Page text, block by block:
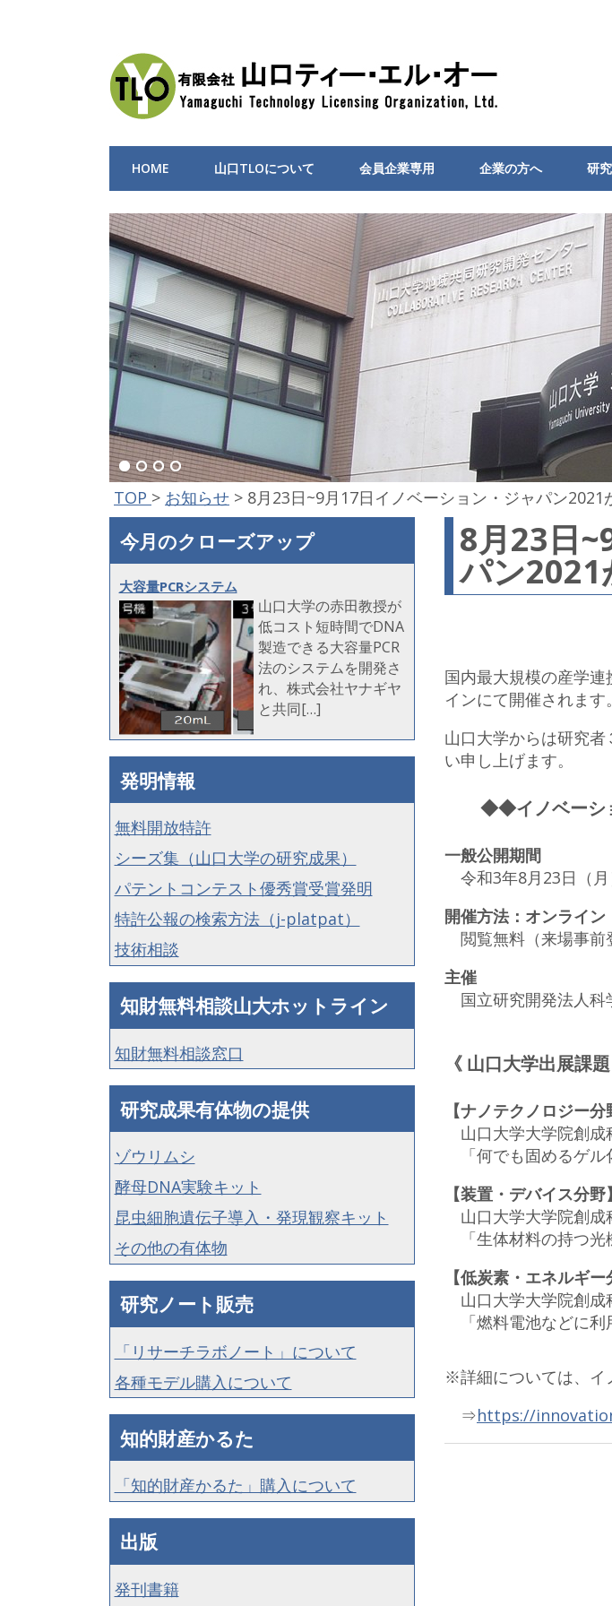
HOME 山口TLOについて 会員企業専用 企業の方へ 研
TOP > お知らせ > 8月23日~9月17日イノベーション・ジャパン2021
8月23日
パン2021
国内最大規模の産学
インにて開催されます。
山口大学からは研究
い申し上げます。
◆◆イノベーショ
一般公開期間
令和3年8月23日（月
開催方法：オンライン
閲覧無料（来場事前
主催
国立研究開発法人科
《 山口大学出展課題
【ナノテクノロジー分
山口大学大学院創
「何でも固めるゲ
【装置・デバイス分野】
山口大学大学院創
「生体材料の持つ
【低炭素・エネルギー
山口大学大学院創
「燃料電池などに
※詳細については、イ
⇒https://
今月のクローズアップ
大容量PCRシステム
山口大学の赤田教授が
低コスト短時間でDNA
製造できる大容量PCR
法のシステムを開発さ
れ、株式会社ヤナギヤ
と共同[…]
発明情報
無料開放特許
シーズ集（山口大学の研究成果）
パテントコンテスト優秀賞受賞発明
特許公報の検索方法（j-platpat）
技術相談
知財無料相談山大ホットライン
知財無料相談窓口
研究成果有体物の提供
ゾウリムシ
酵母DNA実験キット
昆虫細胞遺伝子導入・発現観察キット
その他の有体物
研究ノート販売
「リサーチラボノート」について
各種モデル購入について
知的財産かるた
「知的財産かるた」購入について
出版
発刊書籍